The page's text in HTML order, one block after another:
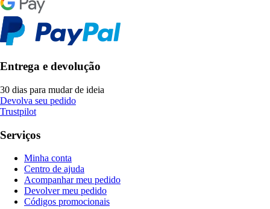
Entrega e devolução
30 dias para mudar de ideia
Devolva seu pedido
Trustpilot
Serviços
Minha conta
Centro de ajuda
Acompanhar meu pedido
Devolver meu pedido
Códigos promocionais